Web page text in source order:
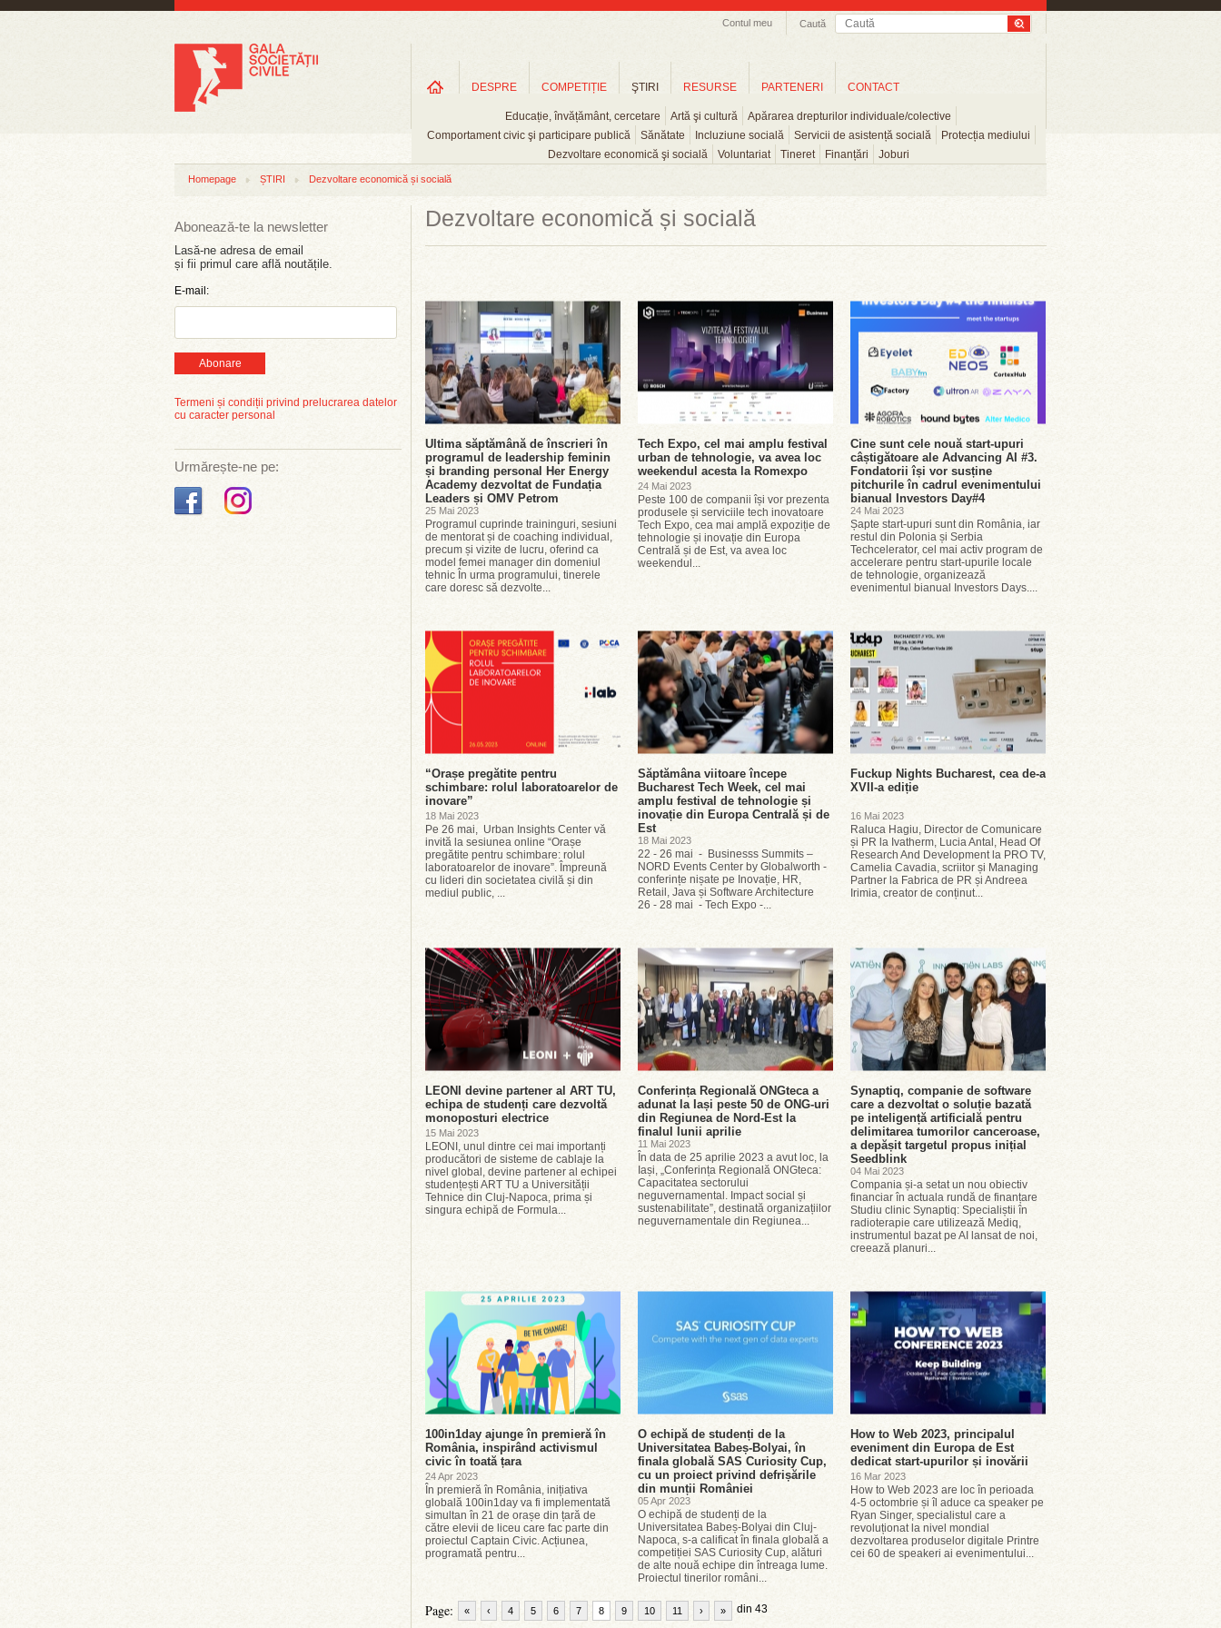
Caută
Contul meu
DESPRE COMPETIȚIE ŞTIRI
Educație, învățământ, cercetare Artă şi cultură
Apărarea drepturilor individuale/colective
Comportament civic şi participare publică
Sănătate Incluziune socială Servicii de asistență socială
Protecția mediului
Dezvoltare economică şi socială
Voluntariat Tineret Finanțări Joburi
RESURSE PARTENERI CONTACT
Homepage ȘTIRI Dezvoltare economică și socială
Abonează-te la newsletter
Lasă-ne adresa de email
și fii primul care află noutățile.
E-mail:
Abonare
Termeni și condiții privind prelucrarea datelor
cu caracter personal
Urmărește-ne pe:
Dezvoltare economică și socială
Ultima săptămână de înscrieri în
programul de leadership feminin
și branding personal Her Energy
Academy dezvoltat de Fundația
Leaders și OMV Petrom
25 Mai 2023
Programul cuprinde traininguri, sesiuni
de mentorat și de coaching individual,
precum și vizite de lucru, oferind ca
model femei manager din domeniul
tehnic În urma programului, tinerele
care doresc să dezvolte...
Tech Expo, cel mai amplu festival
urban de tehnologie, va avea loc
weekendul acesta la Romexpo
24 Mai 2023
Peste 100 de companii își vor prezenta
produsele și serviciile tech inovatoare
Tech Expo, cea mai amplă expoziție de
tehnologie și inovație din Europa
Centrală și de Est, va avea loc
weekendul...
Cine sunt cele nouă start-upuri
câștigătoare ale Advancing AI #3.
Fondatorii își vor susține
pitchurile în cadrul evenimentului
bianual Investors Day#4
24 Mai 2023
Șapte start-upuri sunt din România, iar
restul din Polonia și Serbia
Techcelerator, cel mai activ program de
accelerare pentru start-upurile locale
de tehnologie, organizează
evenimentul bianual Investors Days....
“Orașe pregătite pentru
schimbare: rolul laboratoarelor de
inovare”
18 Mai 2023
Pe 26 mai, Urban Insights Center vă
invită la sesiunea online “Orașe
pregătite pentru schimbare: rolul
laboratoarelor de inovare”. Împreună
cu lideri din societatea civilă și din
mediul public, ...
Săptămâna viitoare începe
Bucharest Tech Week, cel mai
amplu festival de tehnologie și
inovație din Europa Centrală și de
Est
18 Mai 2023
22 - 26 mai - Businesss Summits –
NORD Events Center by Globalworth -
conferințe nișate pe Inovație, HR,
Retail, Java și Software Architecture
26 - 28 mai - Tech Expo -...
Fuckup Nights Bucharest, cea de-a
XVII-a ediție
16 Mai 2023
Raluca Hagiu, Director de Comunicare
și PR la Ivatherm, Lucia Antal, Head Of
Research And Development la PRO TV,
Camelia Cavadia, scriitor și Managing
Partner la Fabrica de PR și Andreea
Irimia, creator de conținut...
LEONI devine partener al ART TU,
echipa de studenți care dezvoltă
monoposturi electrice
15 Mai 2023
LEONI, unul dintre cei mai importanți
producători de sisteme de cablaje la
nivel global, devine partener al echipei
studențești ART TU a Universității
Tehnice din Cluj-Napoca, prima și
singura echipă de Formula...
Conferința Regională ONGteca a
adunat la Iași peste 50 de ONG-uri
din Regiunea de Nord-Est la
finalul lunii aprilie
11 Mai 2023
În data de 25 aprilie 2023 a avut loc, la
Iași, „Conferința Regională ONGteca:
Capacitatea sectorului
neguvernamental. Impact social și
sustenabilitate”, destinată organizațiilor
neguvernamentale din Regiunea...
Synaptiq, companie de software
care a dezvoltat o soluție bazată
pe inteligență artificială pentru
delimitarea tumorilor canceroase,
a depășit targetul propus inițial
Seedblink
04 Mai 2023
Compania și-a setat un nou obiectiv
financiar în actuala rundă de finanțare
Studiu clinic Synaptiq: Specialiștii în
radioterapie care utilizează Mediq,
instrumentul bazat pe AI lansat de noi,
creează planuri...
100in1day ajunge în premieră în
România, inspirând activismul
civic în toată țara
24 Apr 2023
În premieră în România, inițiativa
globală 100in1day va fi implementată
simultan în 21 de orașe din țară de
către elevii de liceu care fac parte din
proiectul Captain Civic. Acțiunea,
programată pentru...
O echipă de studenți de la
Universitatea Babeș-Bolyai, în
finala globală SAS Curiosity Cup,
cu un proiect privind defrișările
din munții României
05 Apr 2023
O echipă de studenți de la
Universitatea Babeș-Bolyai din Cluj-
Napoca, s-a calificat în finala globală a
competiției SAS Curiosity Cup, alături
de alte nouă echipe din întreaga lume.
Proiectul tinerilor români...
How to Web 2023, principalul
eveniment din Europa de Est
dedicat start-upurilor și inovării
16 Mar 2023
How to Web 2023 are loc în perioada
4-5 octombrie și îl aduce ca speaker pe
Ryan Singer, specialistul care a
revoluționat la nivel mondial
dezvoltarea produselor digitale Printre
cei 60 de speakeri ai evenimentului...
Page: « ‹ 4 5 6 7 8 9 10 11 din 43
› »